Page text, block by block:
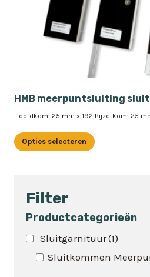
HMB meerpuntsluiting
Hoofdkom: 25 mm x 192 Bijzetkom: 25
Opties selecteren
meerdere
variaties.
optie
Filter
Productcategorieën
Sluitgarnituur(1)
Sluitkommen